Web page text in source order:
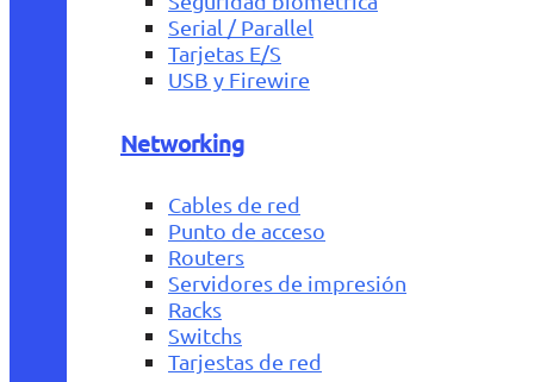
Serial / Parallel
Tarjetas E/S
USB y Firewire
Networking
Cables de red
Punto de acceso
Routers
Servidores de impresión
Racks
Switchs
Tarjestas de red